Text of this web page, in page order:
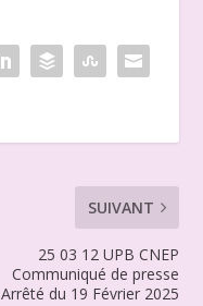
SUIVANT
25 03 12 UPB CNEP
Communiqué de presse
Arrêté du 19 Février 2025